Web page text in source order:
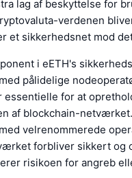
lag af beskyttelse for
verdenen
et sikkerhedsnet mod
i eETH's
pålidelige
essentielle for at
af blockchain-
velrenommerede
forbliver sikkert og
risikoen for angreb